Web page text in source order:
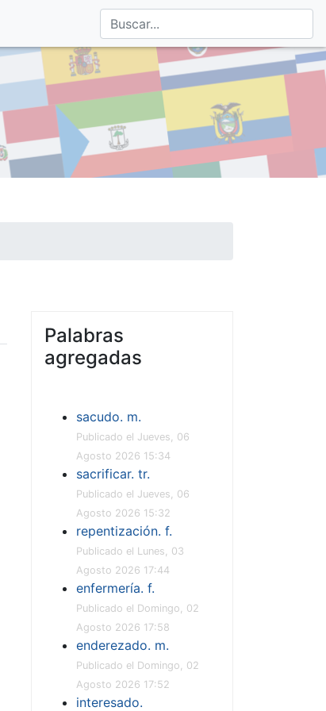
Palabras
agregadas
sacudo. m.
Publicado el Jueves, 06
Agosto 2026 15:34
sacrificar. tr.
Publicado el Jueves, 06
Agosto 2026 15:32
repentización. f.
Publicado el Lunes, 03
Agosto 2026 17:44
enfermería. f.
Publicado el Domingo, 02
Agosto 2026 17:58
enderezado. m.
Publicado el Domingo, 02
Agosto 2026 17:52
interesado.